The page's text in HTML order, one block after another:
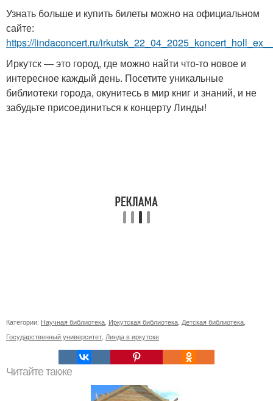
Узнать больше и купить билеты можно на официальном
сайте:
https://lindaconcert.ru/
Иркутск — это город, где можно найти что-то новое и
интересное каждый день. Посетите уникальные
библиотеки города, окунитесь в мир книг и знаний, и не
забудьте присоединиться к концерту Линды!
Категории: Научная библиотека Иркутская библиотека Детская библиотека
Государственный университет Линда в иркутске
Читайте также